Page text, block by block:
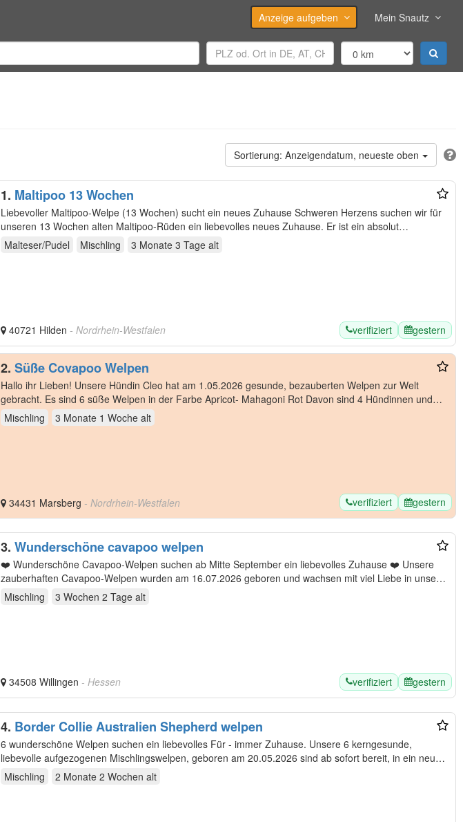
Anzeige aufgeben Mein Snautz
Anzeigendatum, neueste oben
1. Maltipoo 13 Wochen
Liebevoller Maltipoo-Welpe (13 Wochen) sucht ein neues Zuhause Schweren Herzens suchen wir für
unseren 13 Wochen alten Maltipoo-Rüden ein liebevolles neues Zuhause. Er ist ein absolut…
Malteser/Pudel
Mischling 3 Monate 3 Tage alt
40721 Hilden - Nordrhein-Westfalen verifiziert gestern
2. Süße Covapoo Welpen
Hallo ihr Lieben! Unsere Hündin Cleo hat am 1.05.2026 gesunde, bezauberten Welpen zur Welt
gebracht. Es sind 6 süße Welpen in der Farbe Apricot- Mahagoni Rot Davon sind 4 Hündinnen und
2…
Mischling 3 Monate 1 Woche alt
34431 Marsberg - Nordrhein-Westfalen verifiziert gestern
3. Wunderschöne cavapoo welpen
❤️ Wunderschöne Cavapoo-Welpen suchen ab Mitte September ein liebevolles Zuhause ❤️ Unsere
zauberhaften Cavapoo-Welpen wurden am 16.07.2026 geboren und wachsen mit viel Liebe in unserer
Familie…
Mischling 3 Wochen 2 Tage alt
34508 Willingen - Hessen verifiziert gestern
4. Border Collie Australien Shepherd welpen
6 wunderschöne Welpen suchen ein liebevolles Für - immer Zuhause. Unsere 6 kerngesunde,
liebevolle aufgezogenen Mischlingswelpen, geboren am 20.05.2026 sind ab sofort bereit, in ein neues
Zuhause…
Mischling 2 Monate 2 Wochen alt